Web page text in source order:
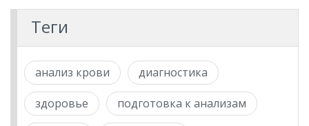
Теги
анализ крови диагностика
здоровье подготовка к анализам